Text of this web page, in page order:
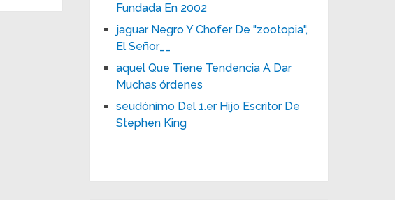
Fundada En 2002
jaguar Negro Y Chofer De "zootopia",
El Señor__
aquel Que Tiene Tendencia A Dar
Muchas órdenes
seudónimo Del 1.er Hijo Escritor De
Stephen King